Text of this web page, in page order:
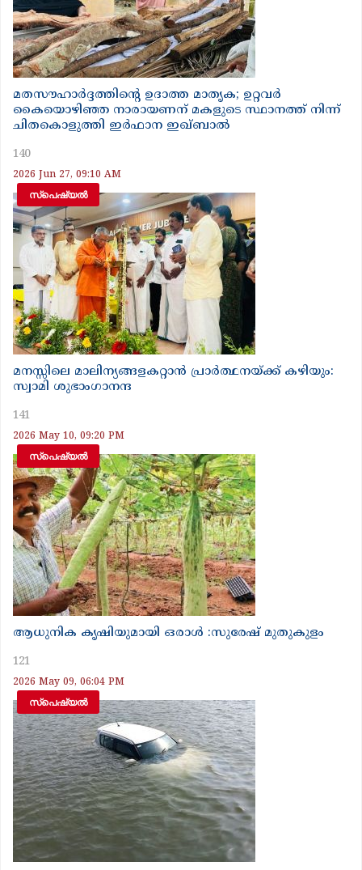
മതസൗഹാർദ്ദത്തിന്റെ ഉദാത്ത മാതൃക; ഉറ്റവർ
കൈയൊഴിഞ്ഞ നാരായണന് മകളുടെ സ്ഥാനത്ത് നിന്ന്
ചിതകൊളുത്തി ഇർഫാന ഇഖ്ബാൽ
140
2026 Jun 27, 09:10 AM
സ്‌പെഷ്യൽ
മനസ്സിലെ മാലിന്യങ്ങളകറ്റാൻ പ്രാർത്ഥനയ്ക്ക് കഴിയും:
സ്വാമി ശുഭാംഗാനന്ദ
141
2026 May 10, 09:20 PM
സ്‌പെഷ്യൽ
ആധുനിക കൃഷിയുമായി ഒരാൾ :സുരേഷ് മുതുകുളം
121
2026 May 09, 06:04 PM
സ്‌പെഷ്യൽ